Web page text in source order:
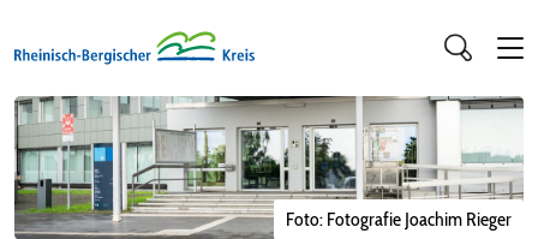
Foto: Fotografie Joachim Rieger